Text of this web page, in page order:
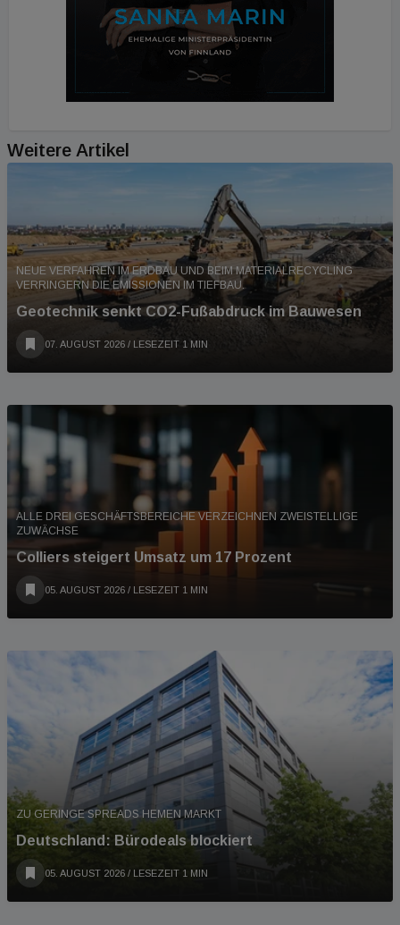
Weitere Artikel
NEUE VERFAHREN IM ERDBAU UND BEIM MATERIALRECYCLING
VERRINGERN DIE EMISSIONEN IM TIEFBAU.
Geotechnik senkt CO2-Fußabdruck im Bauwesen
07. AUGUST 2026 / LESEZEIT 1 MIN
ALLE DREI GESCHÄFTSBEREICHE VERZEICHNEN ZWEISTELLIGE
ZUWÄCHSE
Colliers steigert Umsatz um 17 Prozent
05. AUGUST 2026 / LESEZEIT 1 MIN
ZU GERINGE SPREADS HEMEN MARKT
Deutschland: Bürodeals blockiert
05. AUGUST 2026 / LESEZEIT 1 MIN